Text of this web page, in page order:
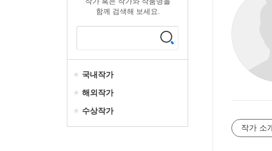
함께 검색해 보세요.
국내작가
해외작가
수상작가
작가 소